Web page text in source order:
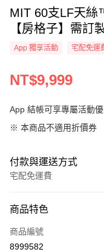
MIT 60支LF天
【房格子】需訂
App 獨享活動 宅配免運
NT$9,999
App 結帳可享專屬活動
※ 本商品不適用折價券
付款與運送方式
宅配免運費
信用卡一次付款
LINE Pay
商品特色
商品編號
8999582